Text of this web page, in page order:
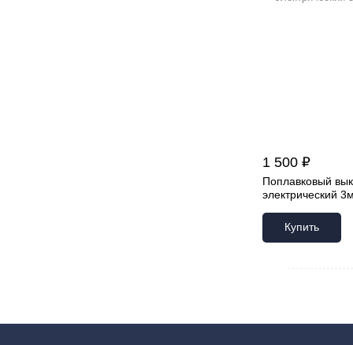
1 500 ₽
Поплавковый
электрический
Купить